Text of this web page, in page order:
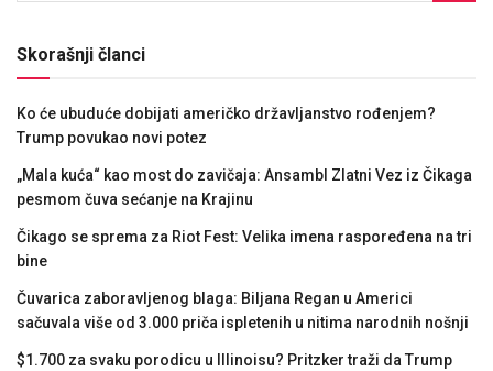
Skorašnji članci
Ko će ubuduće dobijati američko državljanstvo rođenjem?
Trump povukao novi potez
„Mala kuća“ kao most do zavičaja: Ansambl Zlatni Vez iz Čikaga
pesmom čuva sećanje na Krajinu
Čikago se sprema za Riot Fest: Velika imena raspoređena na tri
bine
Čuvarica zaboravljenog blaga: Biljana Regan u Americi
sačuvala više od 3.000 priča ispletenih u nitima narodnih nošnji
$1.700 za svaku porodicu u Illinoisu? Pritzker traži da Trump